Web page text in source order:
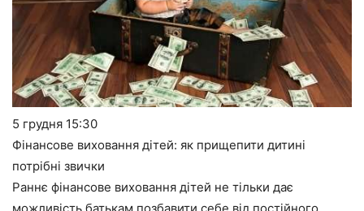
5 грудня 15:30
Фінансове виховання дітей: як прищепити дитині
потрібні звички
Раннє фінансове виховання дітей не тільки дає
можливість батькам позбавити себе від постійного